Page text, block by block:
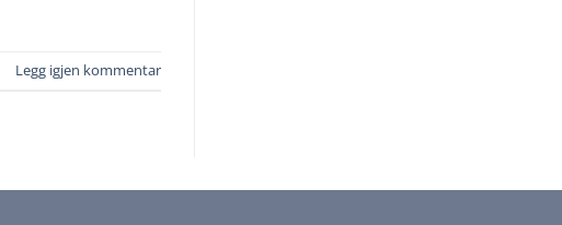
Legg igjen kommentar